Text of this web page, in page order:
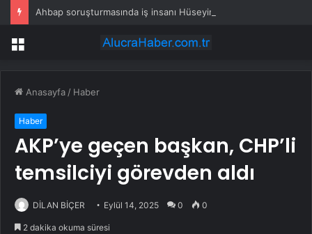
Menü
Anasayfa / Haber
Haber
AKP’ye geçen başkan, CHP’li
temsilciyi görevden aldı
DİLAN BİÇER Eylül 14, 2025 0 0
2 dakika okuma süresi